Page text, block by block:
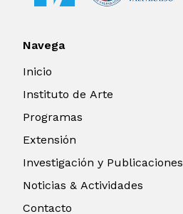
Navega
Inicio
Instituto de Arte
Programas
Extensión
Investigación y Publicaciones
Noticias & Actividades
Contacto